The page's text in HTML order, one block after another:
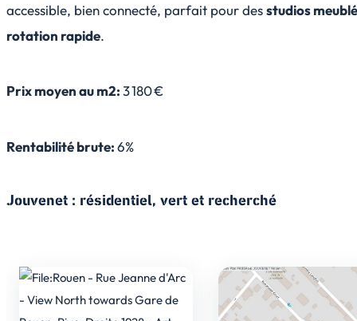
accessible, bien connecté, parfait pour desstudios
rotation rapide.
Prix moyen au m2:3 180 €
Rentabilité brute:6%
Jouvenet : résidentiel, vert et recherché